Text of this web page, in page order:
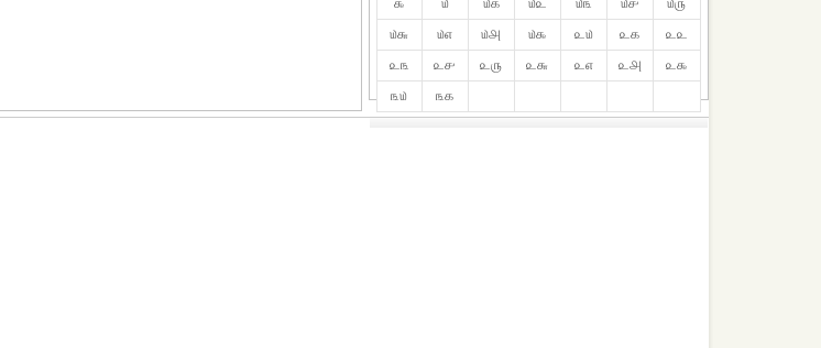
௯
௰ ௰௧ ௰௨ ௰௩ ௰௪
௰௫
௰௬
௰௭ ௰௮ ௰௯ ௨௰ ௨௧
௨௨
௨௩
௨௪ ௨௫ ௨௬ ௨௭ ௨௮
௨௯
௩௰
௩௧